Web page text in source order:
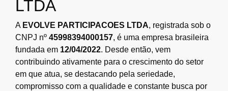
LTDA
A EVOLVE PARTICIPACOES LTDA, registrada sob o
CNPJ nº 45998394000157, é uma empresa brasileira
fundada em 12/04/2022. Desde então, vem
contribuindo ativamente para o crescimento do setor
em que atua, se destacando pela seriedade,
compromisso com a qualidade e constante busca por